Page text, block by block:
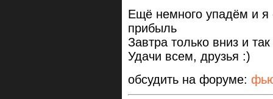
Ещё немного упадём и я
прибыль
Завтра только вниз и
Удачи всем, друзья :)
обсудить на форуме: